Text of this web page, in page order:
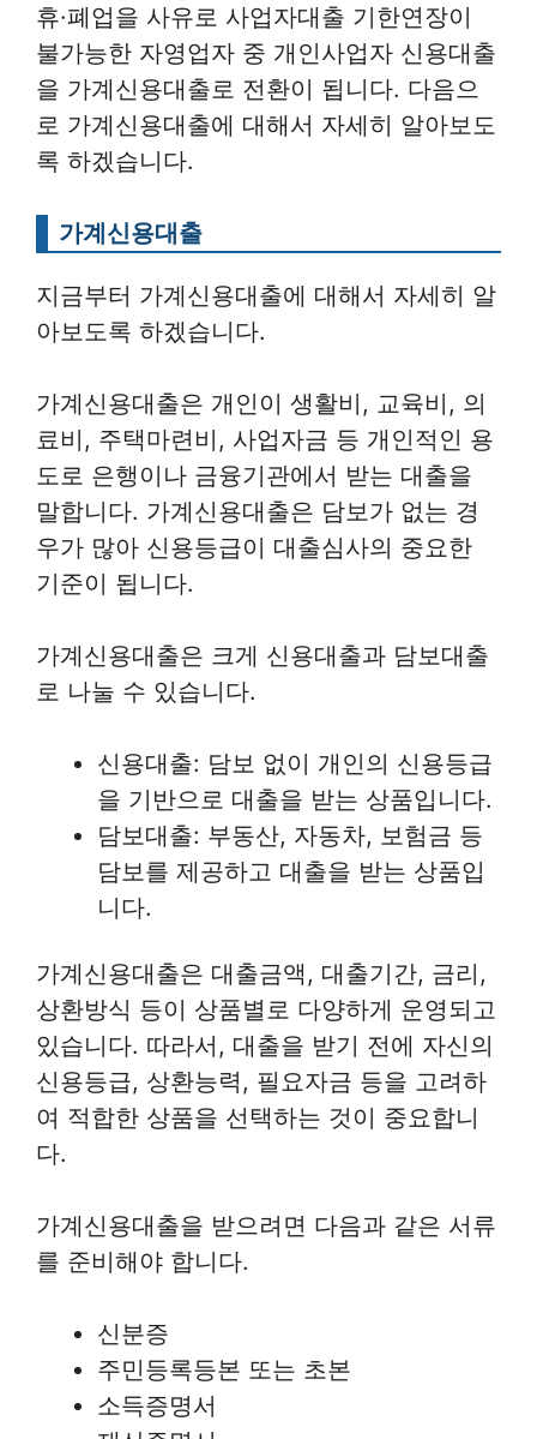
휴·폐업을 사유로 사업자대출 기한연장이
불가능한 자영업자 중 개인사업자 신용대출
을 가계신용대출로 전환이 됩니다. 다음으
로 가계신용대출에 대해서 자세히 알아보도
록 하겠습니다.
가계신용대출
지금부터 가계신용대출에 대해서 자세히 알
아보도록 하겠습니다.
가계신용대출은 개인이 생활비, 교육비, 의
료비, 주택마련비, 사업자금 등 개인적인 용
도로 은행이나 금융기관에서 받는 대출을
말합니다. 가계신용대출은 담보가 없는 경
우가 많아 신용등급이 대출심사의 중요한
기준이 됩니다.
가계신용대출은 크게 신용대출과 담보대출
로 나눌 수 있습니다.
신용대출: 담보 없이 개인의 신용등급
을 기반으로 대출을 받는 상품입니다.
담보대출: 부동산, 자동차, 보험금 등
담보를 제공하고 대출을 받는 상품입
니다.
가계신용대출은 대출금액, 대출기간, 금리,
상환방식 등이 상품별로 다양하게 운영되고
있습니다. 따라서, 대출을 받기 전에 자신의
신용등급, 상환능력, 필요자금 등을 고려하
여 적합한 상품을 선택하는 것이 중요합니
다.
가계신용대출을 받으려면 다음과 같은 서류
를 준비해야 합니다.
신분증
주민등록등본 또는 초본
소득증명서